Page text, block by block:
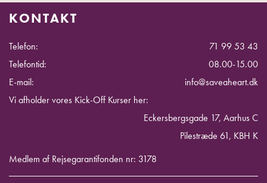
KONTAKT
Telefon:
71 99 53 43
Telefontid:
08.00-15.00
E-mail:
info@saveaheart.dk
Vi afholder vores Kick-Off Kurser her:
Eckersbergsgade 17, Aarhus C
Pilestræde 61, KBH K
Medlem af Rejsegarantifonden nr: 3178